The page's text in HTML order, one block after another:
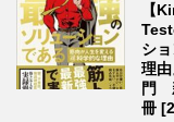
【
シ
理
門
冊